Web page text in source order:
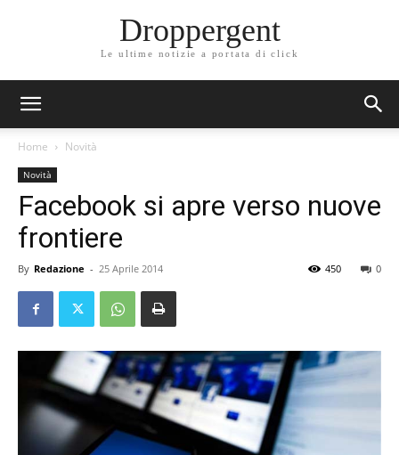
Droppergent
Le ultime notizie a portata di click
Home Novità
Novità
Facebook si apre verso nuove
frontiere
By Redazione - 25 Aprile 2014 0
450